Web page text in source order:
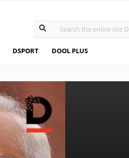
DSPORT DOOL PLUS